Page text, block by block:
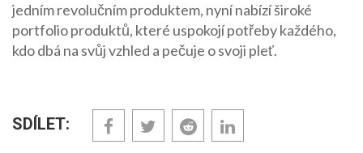
jedním revolučním produktem, nyní nabízí široké
portfolio produktů, které uspokojí potřeby každého,
kdo dbá na svůj vzhled a pečuje o svoji pleť.
SDÍLET: